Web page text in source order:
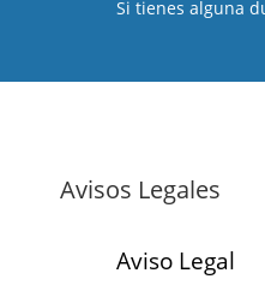
Si tienes alguna
Avisos Legales
Aviso Legal